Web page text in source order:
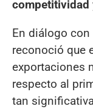
competitividad
En diálogo con
reconoció que
exportaciones
respecto al
tan